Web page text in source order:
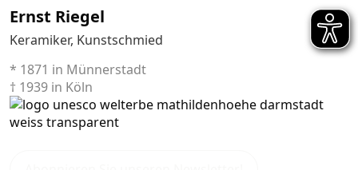
Ernst Riegel
Keramiker, Kunstschmied
* 1871 in Münnerstadt
† 1939 in Köln